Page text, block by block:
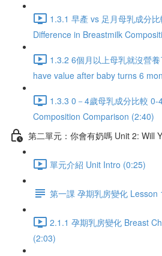
1.3.1 早產 vs 足月母乳成分
Difference in Breastmilk
1.3.2 6個月以上母乳就沒營
have value after baby turns 6
1.3.3 0－4歲母乳成分比較 0-
Composition Comparison (2:40)
第二單元：你會有奶嗎 Unit 2: Will
單元介紹 Unit Intro (0:25)
第一課 孕期乳房變化 Lesson
2.1.1 孕期乳房變化 Breast
(2:03)